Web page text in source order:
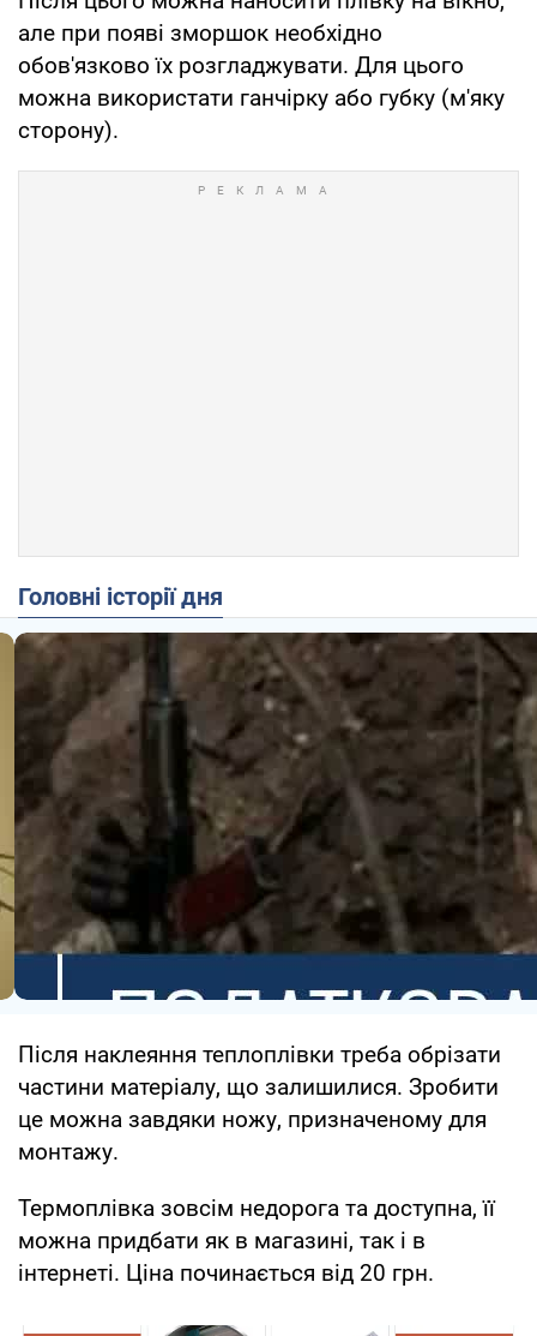
але при появі зморшок необхідно
обов'язково їх розгладжувати. Для цього
можна використати ганчірку або губку (м'яку
сторону).
Головні історії дня
Після наклеяння теплоплівки треба обрізати
частини матеріалу, що залишилися. Зробити
це можна завдяки ножу, призначеному для
монтажу.
Термоплівка зовсім недорога та доступна, її
можна придбати як в магазині, так і в
інтернеті. Ціна починається від 20 грн.